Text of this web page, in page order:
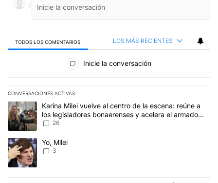
TODOS LOS COMENTARIOS LOS MÁS RECIENTES
Todos los comentarios
Inicie la conversación
CONVERSACIONES ACTIVAS
Este listado muestra los artículos con más comentarios en los
Un artículo de tendencia con el título "Karina Milei vuelve al
Karina Milei vuelve al centro de la escena: reúne a
los legisladores bonaerenses y acelera el armado
para 2027
26
Un artículo de tendencia con el título "Yo, Milei" con 3
Yo, Milei
3